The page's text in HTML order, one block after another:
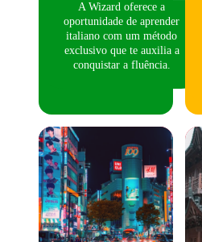
A Wizard oferece a
oportunidade de aprender
italiano com um método
exclusivo que te auxilia a
conquistar a fluência.